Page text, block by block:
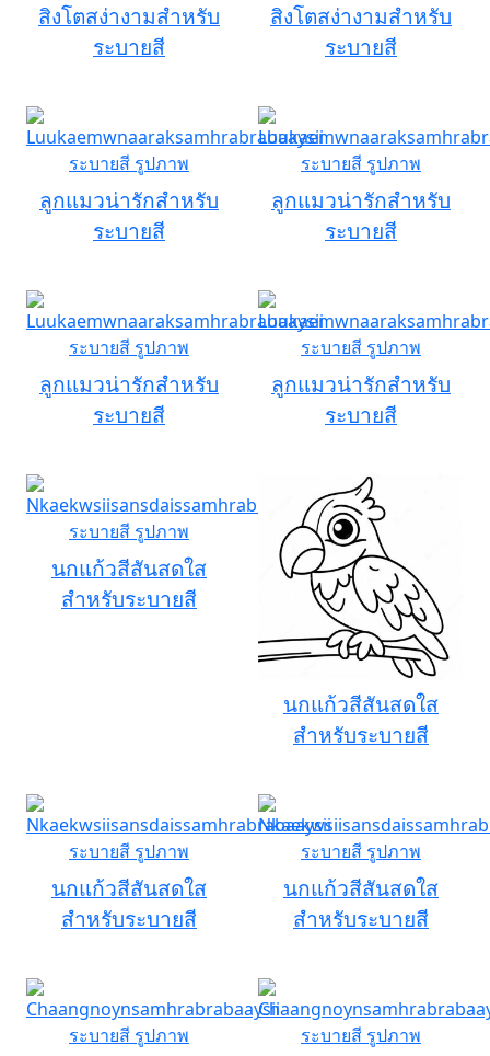
สิงโตสง่างามสำหรับ
ระบายสี
สิงโตสง่างามสำหรับ
ระบายสี
ลูกแมวน่ารักสำหรับ
ระบายสี
ลูกแมวน่ารักสำหรับ
ระบายสี
ลูกแมวน่ารักสำหรับ
ระบายสี
ลูกแมวน่ารักสำหรับ
ระบายสี
นกแก้วสีสันสดใส
สำหรับระบายสี
นกแก้วสีสันสดใส
สำหรับระบายสี
นกแก้วสีสันสดใส
สำหรับระบายสี
นกแก้วสีสันสดใส
สำหรับระบายสี